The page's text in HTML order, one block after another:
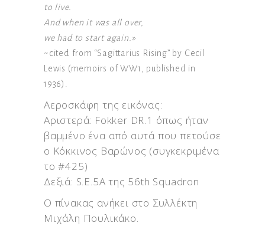
to live.
And when it was all over,
we had to start again.»
~cited from “Sagittarius Rising” by Cecil
Lewis (memoirs of WW1, published in
1936).
Αεροσκάφη της εικόνας:
Αριστερά: Fokker DR.1 όπως ήταν
βαμμένο ένα από αυτά που πετούσε
ο Κόκκινος Βαρώνος (συγκεκριμένα
το #425)
Δεξιά: S.E.5A της 56th Squadron
Ο πίνακας ανήκει στο Συλλέκτη
Μιχάλη Πουλικάκο.